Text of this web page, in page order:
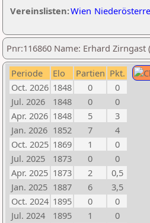
Vereinslisten:Wien
Pnr:116860 Name: Erhard Zirngast (
Periode Elo Partien Pkt.
Oct. 2026 1848 0
0
Jul. 2026
1848 0
0
Apr. 2026 1848 5
3
Jan. 2026 1852 7
4
Oct. 2025 1869 1
0
Jul. 2025
1873 0
0
Apr. 2025 1873 2
0,5
Jan. 2025 1887 6
3,5
Oct. 2024 1895 0
0
Jul. 2024
1895 1
0